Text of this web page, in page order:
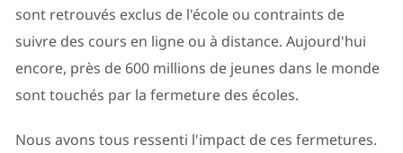
sont retrouvés exclus de l'école ou contraints de
suivre des cours en ligne ou à distance. Aujourd'hui
encore, près de 600 millions de jeunes dans le monde
sont touchés par la fermeture des écoles.
Nous avons tous ressenti l'impact de ces fermetures.